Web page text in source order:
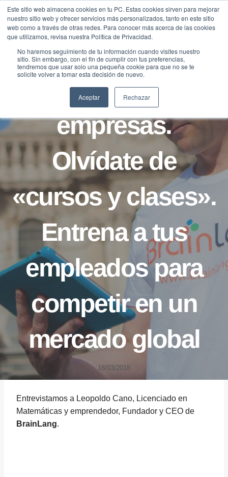
Este sitio web almacena cookies en tu PC. Estas cookies sirven para mejorar
nuestro sitio web y ofrecer servicios más personalizados, tanto en este sitio
web como a través de otras redes. Para conocer más acerca de las cookies
que utilizamos, revisa nuestra Política de Privacidad.
No haremos seguimiento de tu información cuando visites nuestro
sitio. Sin embargo, con el fin de cumplir con tus preferencias,
tendremos que usar solo una pequeña cookie para que no se te
solicite volver a tomar esta decisión de nuevo.
Aceptar Rechazar
Saltar
contenido
NOTICIAS
Inglés para
empresas.
Olvídate de
«cursos y clases».
Entrena a tus
empleados para
competir en un
mercado global
18/03/2018
Entrevistamos a Leopoldo Cano, Licenciado en
Matemáticas y emprendedor, Fundador y CEO de
BrainLang.
Traducir »